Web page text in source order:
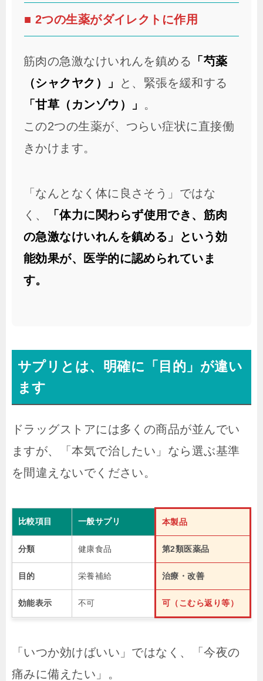
■ 2つの生薬がダイレクトに作用
筋肉の急激なけいれんを鎮める
「芍薬
（シャクヤク）」
と、緊張を緩和する
「甘草（カンゾウ）」
。
この2つの生薬が、つらい症状に直接働
きかけます。
「なんとなく体に良さそう」ではな
く、
「体力に関わらず使用でき、筋肉
の急激なけいれんを鎮める」という効
能効果が、医学的に認められていま
す。
サプリとは、明確に「目的」が違い
ます
ドラッグストアには多くの商品が並んでい
ますが、「本気で治したい」なら選ぶ基準
を間違えないでください。
比較項目 一般サプリ 本製品
分類 健康食品 第2類医薬品
目的 栄養補給 治療・改善
効能表示 不可 可（こむら返り等）
「いつか効けばいい」ではなく、「今夜の
痛みに備えたい」。